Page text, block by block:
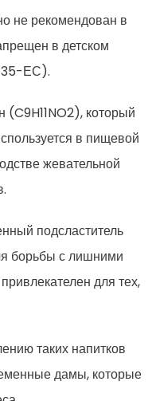
не рекомендован в
в детском
35-ЕС).
который
в пищевой
жевательной
подсластитель
борьбы с лишними
для тех,
таких напитков
дамы, которые